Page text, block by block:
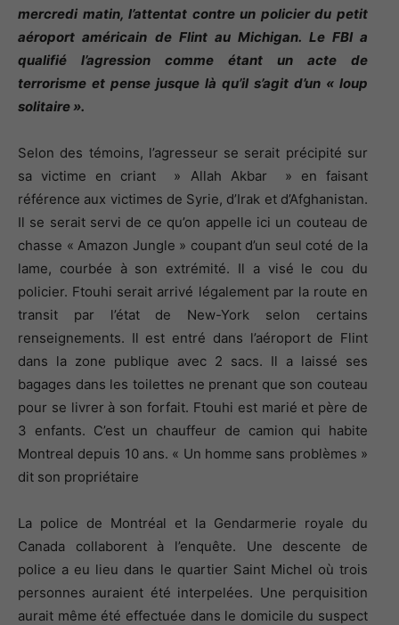
mercredi matin, l’attentat contre un policier du petit
aéroport américain de Flint au Michigan. Le FBI a
qualifié l’agression comme étant un acte de
terrorisme et pense jusque là qu’il s’agit d’un « loup
solitaire ».
Selon des témoins, l’agresseur se serait précipité sur
sa victime en criant » Allah Akbar » en faisant
référence aux victimes de Syrie, d’Irak et d’Afghanistan.
Il se serait servi de ce qu’on appelle ici un couteau de
chasse « Amazon Jungle » coupant d’un seul coté de la
lame, courbée à son extrémité. Il a visé le cou du
policier. Ftouhi serait arrivé légalement par la route en
transit par l’état de New-York selon certains
renseignements. Il est entré dans l’aéroport de Flint
dans la zone publique avec 2 sacs. Il a laissé ses
bagages dans les toilettes ne prenant que son couteau
pour se livrer à son forfait. Ftouhi est marié et père de
3 enfants. C’est un chauffeur de camion qui habite
Montreal depuis 10 ans. « Un homme sans problèmes »
dit son propriétaire
La police de Montréal et la Gendarmerie royale du
Canada collaborent à l’enquête. Une descente de
police a eu lieu dans le quartier Saint Michel où trois
personnes auraient été interpelées. Une perquisition
aurait même été effectuée dans le domicile du suspect